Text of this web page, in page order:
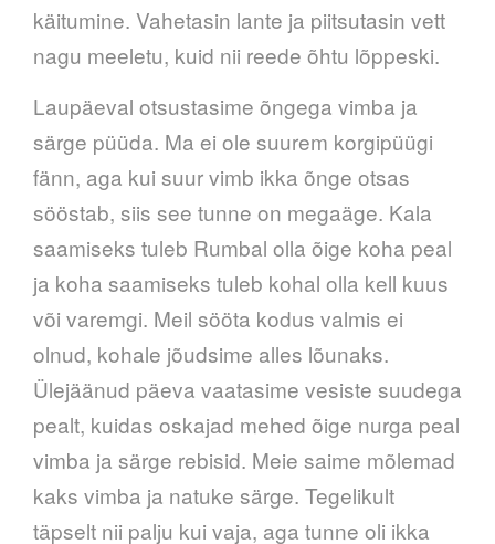
käitumine. Vahetasin lante ja piitsutasin vett
nagu meeletu, kuid nii reede õhtu lõppeski.
Laupäeval otsustasime õngega vimba ja
särge püüda. Ma ei ole suurem korgipüügi
fänn, aga kui suur vimb ikka õnge otsas
sööstab, siis see tunne on megaäge. Kala
saamiseks tuleb Rumbal olla õige koha peal
ja koha saamiseks tuleb kohal olla kell kuus
või varemgi. Meil sööta kodus valmis ei
olnud, kohale jõudsime alles lõunaks.
Ülejäänud päeva vaatasime vesiste suudega
pealt, kuidas oskajad mehed õige nurga peal
vimba ja särge rebisid. Meie saime mõlemad
kaks vimba ja natuke särge. Tegelikult
täpselt nii palju kui vaja, aga tunne oli ikka